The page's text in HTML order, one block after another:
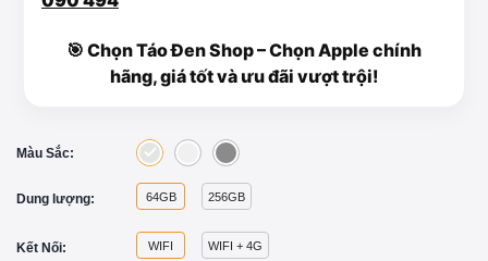
🎯 Chọn Táo Đen Shop – Chọn Apple chính
hãng, giá tốt và ưu đãi vượt trội!
Màu Sắc:
Dung lượng: 64GB 256GB
Kết Nối: WIFI WIFI + 4G